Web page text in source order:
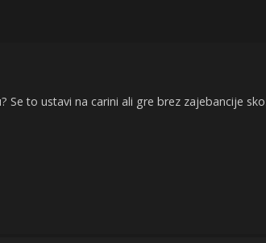
Se to ustavi na carini ali gre brez zajebancije